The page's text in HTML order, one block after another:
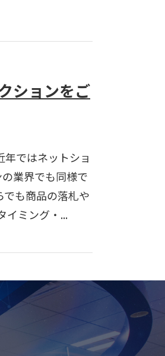
ションをご
年ではネットショ
業界でも同様で
でも商品の落札や
イミング・...